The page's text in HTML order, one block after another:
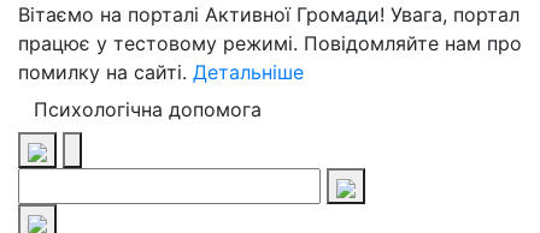
Вітаємо на порталі Активної Громади! Увага, портал
працює у тестовому режимі. Повідомляйте нам про
помилку на сайті. Детальніше
Психологічна допомога